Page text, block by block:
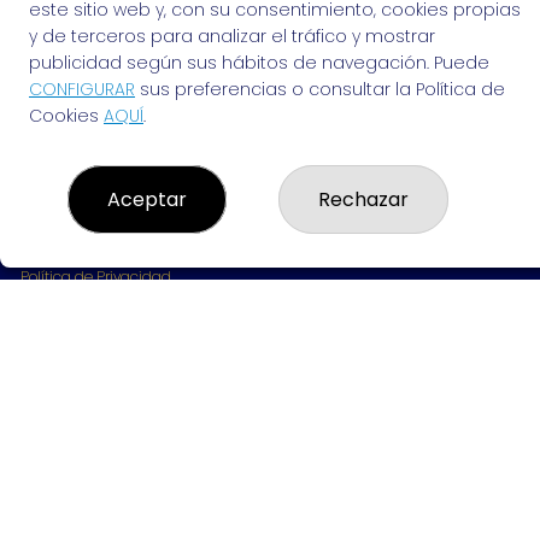
963691702
Clica aquí para contactar por WhatsApp
642061703
info@elvendedordesuenos.es
AVDA. CARDENAL BENLLOCH, 49
Valencia, 46021
LEGAL
Política de Privacidad
este sitio web y, con su consentimiento, cookies propias
y de terceros para analizar el tráfico y mostrar
publicidad según sus hábitos de navegación. Puede
CONFIGURAR sus preferencias o consultar la Política de
Cookies AQUÍ.
Aceptar Rechazar